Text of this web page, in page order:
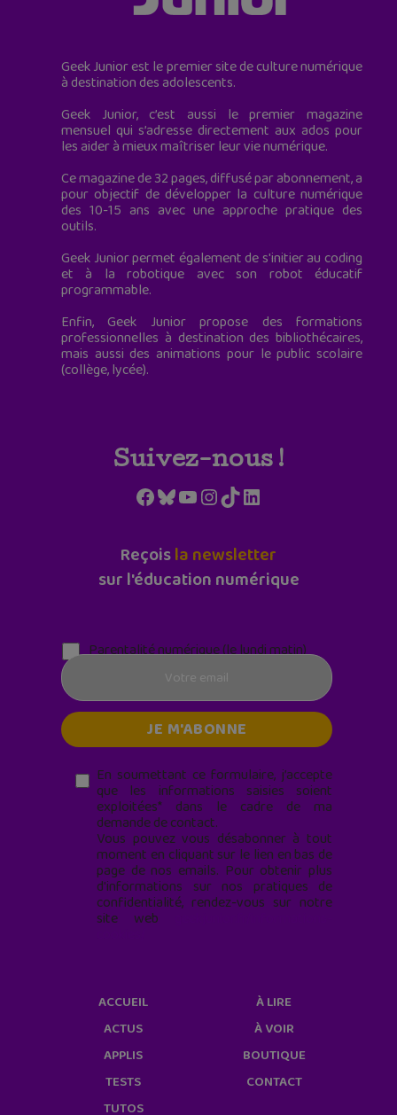
Geek Junior est le premier site de culture numérique
à destination des adolescents.
Geek Junior, c’est aussi le premier magazine
mensuel qui s’adresse directement aux ados pour
les aider à mieux maîtriser leur vie numérique.
Ce magazine de 32 pages, diffusé par abonnement, a
pour objectif de développer la culture numérique
des 10-15 ans avec une approche pratique des
outils.
Geek Junior permet également de s'initier au coding
et à la robotique avec son robot éducatif
programmable.
Enfin, Geek Junior propose des formations
professionnelles à destination des bibliothécaires,
mais aussi des animations pour le public scolaire
(collège, lycée).
Suivez-nous !
Facebook
Bluesky
YouTube
Instagram
TikTokLinkedIn
Reçoisla newsletter
sur l'éducation numérique
Parentalité numérique (le lundi matin)
En soumettant ce formulaire, j’accepte
que les informations saisies soient
exploitées* dans le cadre de ma
demande de contact.
Vous pouvez vous désabonner à tout
moment en cliquant sur le lien en bas de
page de nos emails. Pour obtenir plus
d'informations sur nos pratiques de
confidentialité, rendez-vous sur notre
site web
ACCUEIL
ACTUS
APPLIS
TESTS
TUTOS
À LIRE
À VOIR
BOUTIQUE
CONTACT